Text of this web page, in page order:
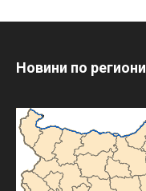
Новини по региони